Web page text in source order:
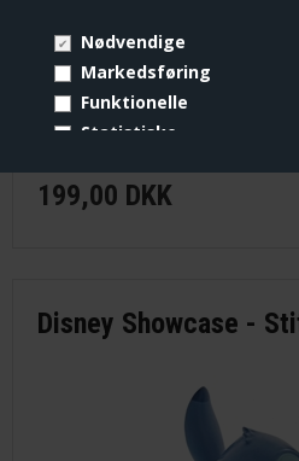
Nødvendige
Markedsføring
Funktionelle
Statistiske
Vis cookie detaljer
Stitch Flowers
199,00 DKK
Disney Showcase -